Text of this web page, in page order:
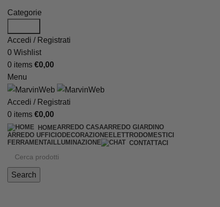
Categorie
Accedi / Registrati
0 Wishlist
0 items €0,00
Menu
Accedi / Registrati
0 items €0,00
HOMEARREDO CASAARREDO GIARDINO
ARREDO UFFICIO DECORAZIONE ELETTRODOMESTICI
FERRAMENTA ILLUMINAZIONE CONTATTACI
Search